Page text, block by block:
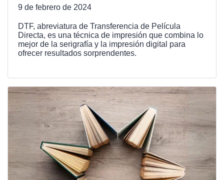
9 de febrero de 2024
DTF, abreviatura de Transferencia de Película
Directa, es una técnica de impresión que combina lo
mejor de la serigrafía y la impresión digital para
ofrecer resultados sorprendentes.